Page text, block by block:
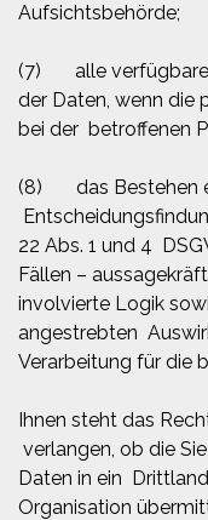
Aufsichtsbehörde;
(7) alle
der Daten, wenn die
bei der betroffenen
(8) das Bestehen
22 Abs. 1 und 4
Fällen –
involvierte Logik
angestrebten
Verarbeitung für die
Ihnen steht das
verlangen, ob die
Daten in ein
Organisation